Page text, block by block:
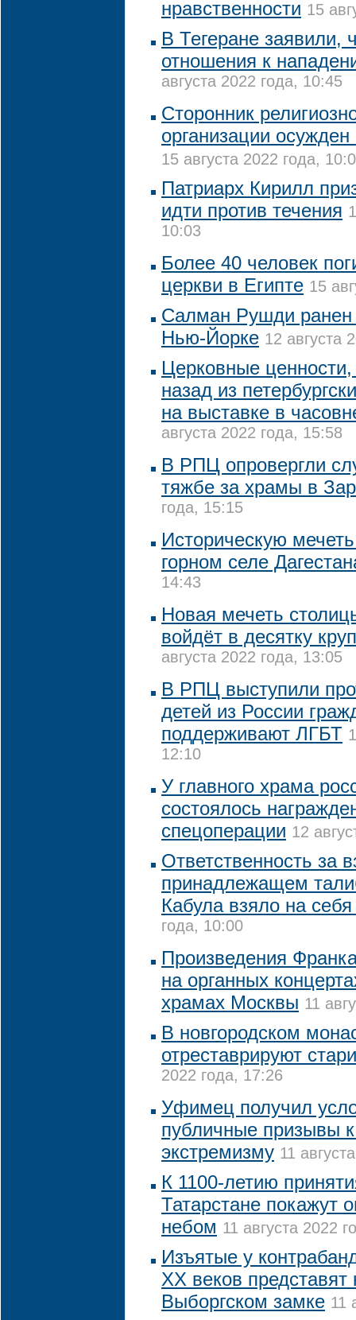
нравственности 15
В Тегеране заявили,
отношения к
августа 2022 года, 10:45
Сторонник
организации
15 августа 2022 года,
Патриарх Кирилл
идти против течения
10:03
Более 40 человек
церкви в Египте 15
Салман Рушди ранен
Нью-Йорке 12 августа
Церковные
назад из
на выставке в
августа 2022 года, 15:58
В РПЦ опровергли
тяжбе за храмы в
года, 15:15
Историческую
горном селе
14:43
Новая мечеть
войдёт в десятку
августа 2022 года, 13:05
В РПЦ выступили
детей из России
поддерживают ЛГБТ
12:10
У главного храма
состоялось
спецоперации 12
Ответственность за
принадлежащем
Кабула взяло на
года, 10:00
Произведения
на органных
храмах Москвы 11
В новгородском
отреставрируют
2022 года, 17:26
Уфимец получил
публичные призывы
экстремизму 11
К 1100-летию
Татарстане покажут
небом 11 августа 2022
Изъятые у
XX веков
Выборгском замке 11